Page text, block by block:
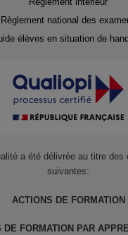
Règlement national des
élèves en situation de
a été délivrée au titre des
suivantes:
ACTIONS DE FORMATION
DE FORMATION PAR